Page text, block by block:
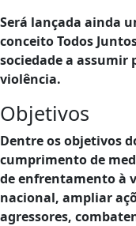
Será lançada ainda
conceito Todos
sociedade a
violência.
Objetivos
Dentre os objetivos
cumprimento de
de enfrentamento à
nacional, ampliar
agressores,